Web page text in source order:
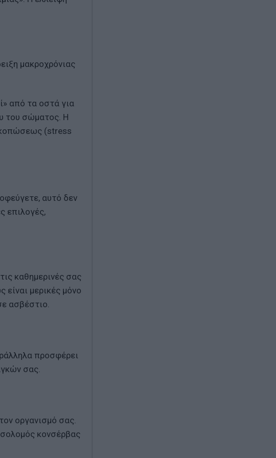
μακροχρόνιας
από τα οστά για
του σώματος. Η
κοπώσεως (stress
αυτό δεν
επιλογές,
καθημερινές σας
μερικές μόνο
ασβέστιο.
προσφέρει
σας.
οργανισμό σας.
κονσέρβας